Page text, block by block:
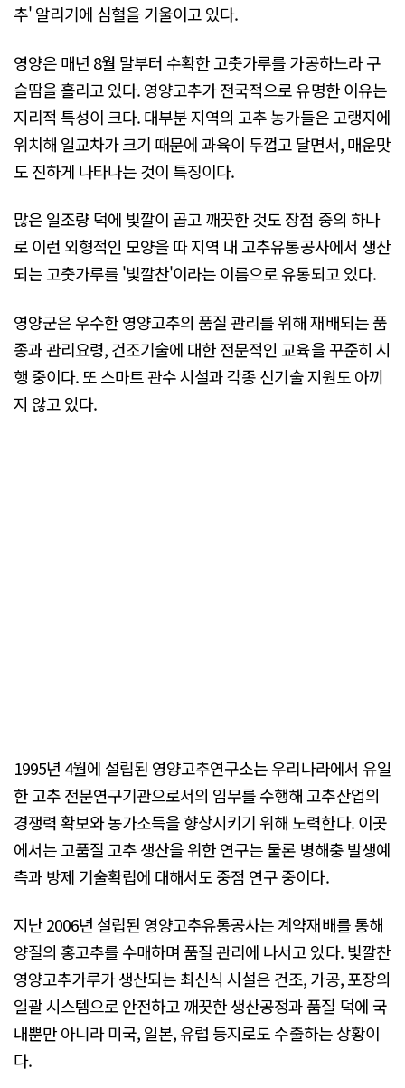
추' 알리기에 심혈을 기울이고 있다.
영양은 매년 8월 말부터 수확한 고춧가루를 가공하느라 구
슬땀을 흘리고 있다. 영양고추가 전국적으로 유명한 이유는
지리적 특성이 크다. 대부분 지역의 고추 농가들은 고랭지에
위치해 일교차가 크기 때문에 과육이 두껍고 달면서, 매운맛
도 진하게 나타나는 것이 특징이다.
많은 일조량 덕에 빛깔이 곱고 깨끗한 것도 장점 중의 하나
로 이런 외형적인 모양을 따 지역 내 고추유통공사에서 생산
되는 고춧가루를 '빛깔찬'이라는 이름으로 유통되고 있다.
영양군은 우수한 영양고추의 품질 관리를 위해 재배되는 품
종과 관리요령, 건조기술에 대한 전문적인 교육을 꾸준히 시
행 중이다. 또 스마트 관수 시설과 각종 신기술 지원도 아끼
지 않고 있다.
1995년 4월에 설립된 영양고추연구소는 우리나라에서 유일
한 고추 전문연구기관으로서의 임무를 수행해 고추산업의
경쟁력 확보와 농가소득을 향상시키기 위해 노력한다. 이곳
에서는 고품질 고추 생산을 위한 연구는 물론 병해충 발생예
측과 방제 기술확립에 대해서도 중점 연구 중이다.
지난 2006년 설립된 영양고추유통공사는 계약재배를 통해
양질의 홍고추를 수매하며 품질 관리에 나서고 있다. 빛깔찬
영양고추가루가 생산되는 최신식 시설은 건조, 가공, 포장의
일괄 시스템으로 안전하고 깨끗한 생산공정과 품질 덕에 국
내뿐만 아니라 미국, 일본, 유럽 등지로도 수출하는 상황이
다.